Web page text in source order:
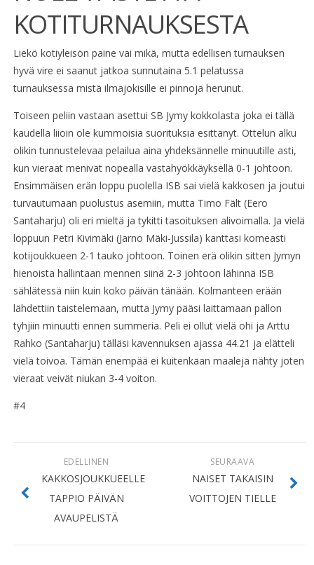
KOTITURNAUKSESTA
Liekö kotiyleisön paine vai mikä, mutta edellisen turnauksen
hyvä vire ei saanut jatkoa sunnutaina 5.1 pelatussa
turnauksessa mistä ilmajokisille ei pinnoja herunut.
Toiseen peliin vastaan asettui SB Jymy kokkolasta joka ei tällä
kaudella liioin ole kummoisia suorituksia esittänyt. Ottelun alku
olikin tunnustelevaa pelailua aina yhdeksännelle minuutille asti,
kun vieraat menivät nopealla vastahyökkäyksellä 0-1 johtoon.
Ensimmäisen erän loppu puolella ISB sai vielä kakkosen ja joutui
turvautumaan puolustus asemiin, mutta Timo Fält (Eero
Santaharju) oli eri mieltä ja tykitti tasoituksen alivoimalla. Ja vielä
loppuun Petri Kivimäki (Jarno Mäki-Jussila) kanttasi komeasti
kotijoukkueen 2-1 tauko johtoon. Toinen erä olikin sitten Jymyn
hienoista hallintaan mennen siinä 2-3 johtoon lähinnä ISB
sählätessä niin kuin koko päivän tänään. Kolmanteen erään
lähdettiin taistelemaan, mutta Jymy pääsi laittamaan pallon
tyhjiin minuutti ennen summeria. Peli ei ollut vielä ohi ja Arttu
Rahko (Santaharju) tälläsi kavennuksen ajassa 44.21 ja elätteli
vielä toivoa. Tämän enempää ei kuitenkaan maaleja nähty joten
vieraat veivät niukan 3-4 voiton.
#4
SEURAAVA
NAISET TAKAISIN
VOITTOJEN TIELLE
EDELLINEN
KAKKOSJOUKKUEELLE
TAPPIO PÄIVÄN
AVAUPELISTÄ